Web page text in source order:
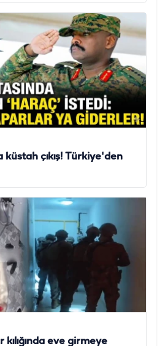
küstah çıkış! Türkiye'den
kılığında eve girmeye